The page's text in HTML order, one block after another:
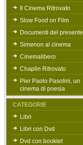
Il Cinema Ritrovato
Slow Food on Film
Documenti del presente
Simenon al cinema
Cinemalibero
Chaplin Ritrovato
Pier Paolo Pasolini, un
cinema di poesia
CATEGORIE
Libri
Libri con Dvd
Dvd con booklet